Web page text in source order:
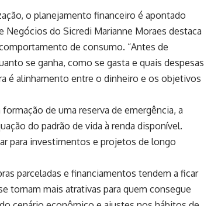
o planejamento financeiro é apontado
do Sicredi Marianne Moraes destaca
de consumo. “Antes de
se ganha, como se gasta e quais despesas
é alinhamento entre o dinheiro e os objetivos
de uma reserva de emergência, a
do padrão de vida à renda disponível.
para investimentos e projetos de longo
parceladas e financiamentos tendem a ficar
tornam mais atrativas para quem consegue